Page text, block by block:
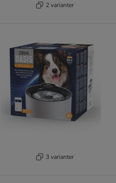
2 varianter
3 varianter